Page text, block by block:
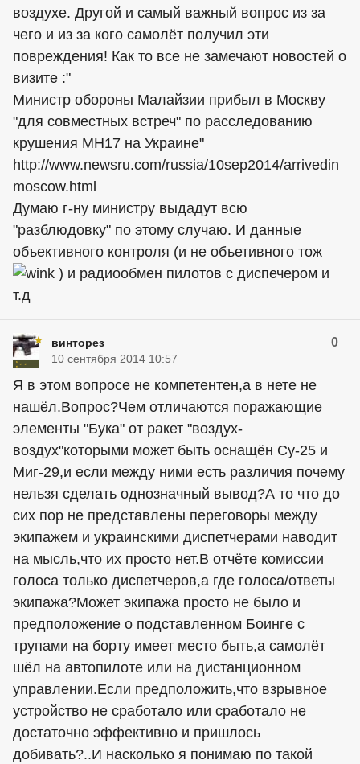
воздухе. Другой и самый важный вопрос из за
чего и из за кого самолёт получил эти
повреждения! Как то все не замечают новостей о
визите :"
Министр обороны Малайзии прибыл в Москву
"для совместных встреч" по расследованию
крушения MH17 на Украине"
http://www.newsru.com/russia/10sep2014/arrivedin
moscow.html
Думаю г-ну министру выдадут всю
"разблюдовку" по этому случаю. И данные
объективного контроля (и не объетивного тож
) и радиообмен пилотов с диспечером и
т.д
винторез 0
10 сентября 2014 10:57
Я в этом вопросе не компетентен,а в нете не
нашёл.Вопрос?Чем отличаются поражающие
элементы "Бука" от ракет "воздух-
воздух"которыми может быть оснащён Су-25 и
Миг-29,и если между ними есть различия почему
нельзя сделать однозначный вывод?А то что до
сих пор не представлены переговоры между
экипажем и украинскими диспетчерами наводит
на мысль,что их просто нет.В отчёте комиссии
голоса только диспетчеров,а где голоса/ответы
экипажа?Может экипажа просто не было и
предположение о подставленном Боинге с
трупами на борту имеет место быть,а самолёт
шёл на автопилоте или на дистанционном
управлении.Если предположить,что взрывное
устройство не сработало или сработало не
достаточно эффективно и пришлось
добивать?..И насколько я понимаю по такой